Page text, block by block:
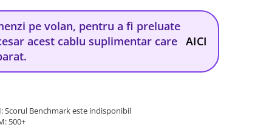
pe volan, pentru a fi preluate
acest cablu suplimentar care
AICI
Scorul Benchmark este indisponibil
500+